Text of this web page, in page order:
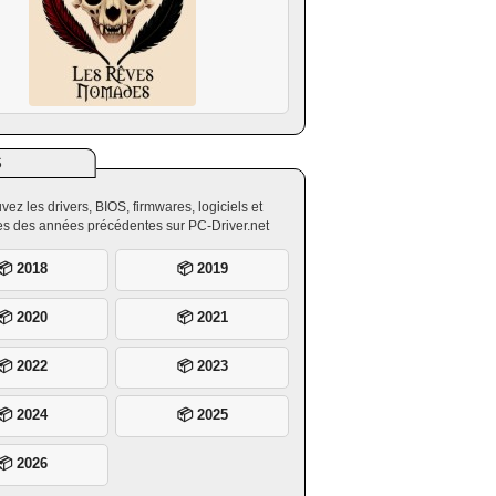
les drivers, BIOS, firmwares, logiciels et
des années précédentes sur PC-Driver.net
2018 📦 2019
2020 📦 2021
2022 📦 2023
2024 📦 2025
2026